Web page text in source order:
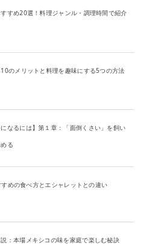
すめ20選！料理ジャンル・調理時間で紹介
のメリットと料理を趣味にする5つの方法
になるには】第１章：「面倒くさい」を飼い
る
めの食べ方とエシャレットとの違い
：本場メキシコの味を家庭で楽しむ秘訣